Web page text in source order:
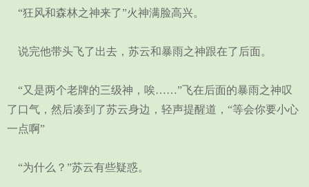
“狂风和森林之神来了”火神满脸高兴。
说完他带头飞了出去，苏云和暴雨之神跟在了后面。
“又是两个老牌的三级神，唉……”飞在后面的暴雨之神叹
了口气，然后凑到了苏云身边，轻声提醒道，“等会你要小心
一点啊”
“为什么？”苏云有些疑惑。